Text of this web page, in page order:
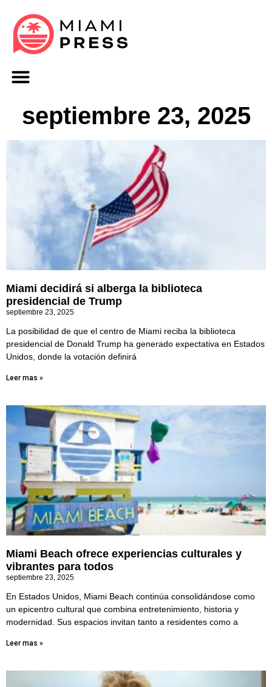
septiembre 23, 2025
Miami decidirá si alberga la biblioteca
presidencial de Trump
septiembre 23, 2025
La posibilidad de que el centro de Miami reciba la biblioteca
presidencial de Donald Trump ha generado expectativa en Estados
Unidos, donde la votación definirá
Leer mas »
Miami Beach ofrece experiencias culturales y
vibrantes para todos
septiembre 23, 2025
En Estados Unidos, Miami Beach continúa consolidándose como
un epicentro cultural que combina entretenimiento, historia y
modernidad. Sus espacios invitan tanto a residentes como a
Leer mas »